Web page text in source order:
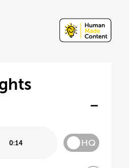
0:14 HQ